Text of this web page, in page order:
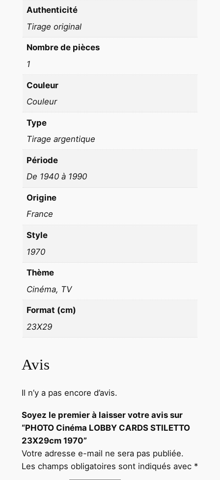
m
Authenticité
Tirage original
Nombre de pièces
1
Couleur
Couleur
Type
Tirage argentique
Période
De 1940 à 1990
Origine
France
Style
1970
Thème
Cinéma, TV
Format (cm)
23X29
Avis
Il n’y a pas encore d’avis.
Soyez le premier à laisser votre avis sur
“PHOTO Cinéma LOBBY CARDS STILETTO
23X29cm 1970”
Votre adresse e-mail ne sera pas publiée.
Les champs obligatoires sont indiqués avec *